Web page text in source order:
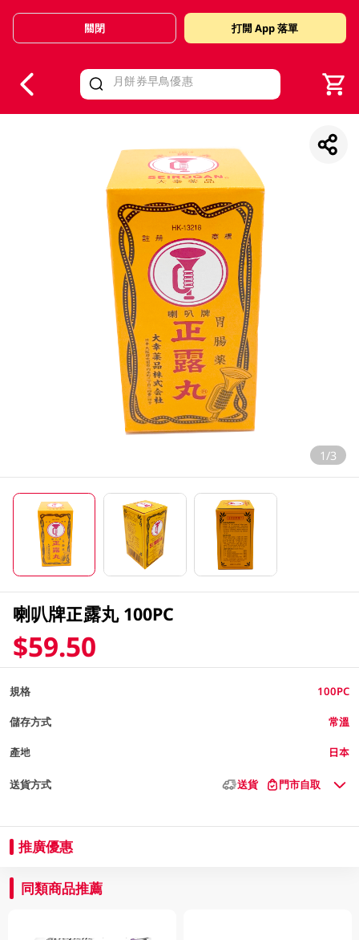
Valid Until 30 June 2026
關閉 打開 App 落單
1/3
喇叭牌正露丸 100PC
$59.50
規格 100PC
儲存方式 常溫
產地 日本
送貨方式 送貨 門市自取
推廣優惠
同類商品推薦